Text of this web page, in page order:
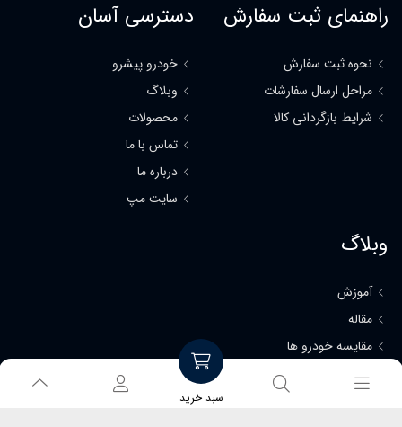
راهنمای ثبت سفارش
نحوه ثبت سفارش
مراحل ارسال سفارشات
شرایط بازگردانی کالا
دسترسی آسان
خودرو پیشرو
وبلاگ
محصولات
تماس با ما
درباره ما
سایت مپ
وبلاگ
آموزش
مقاله
مقایسه خودرو ها
سبد خرید